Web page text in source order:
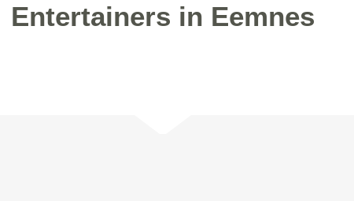
Entertainers in Eemnes